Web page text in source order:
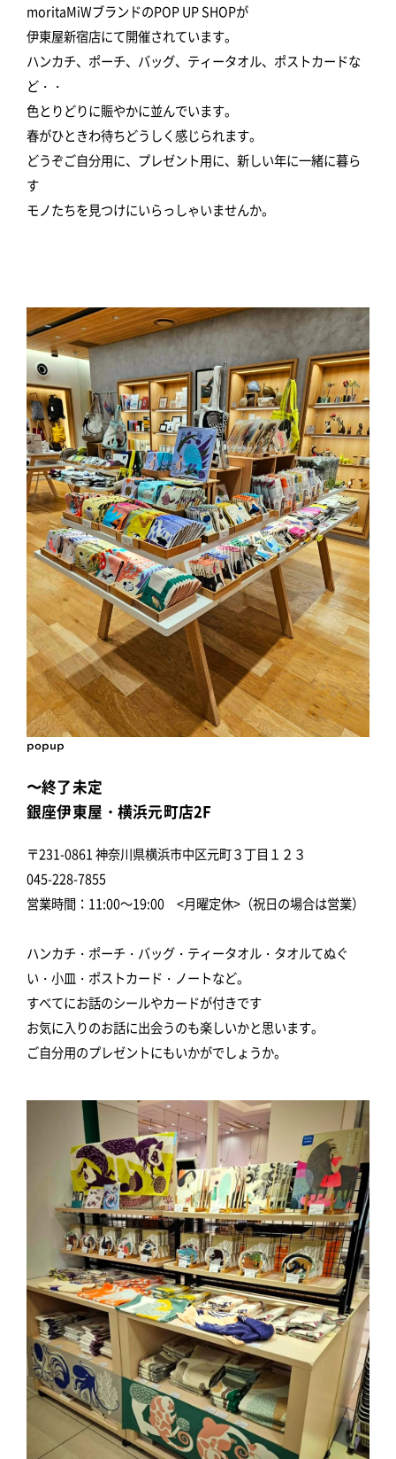
moritaMiWブランドのPOP UP SHOPが
伊東屋新宿店にて開催されています。
ハンカチ、ポーチ、バッグ、ティータオル、ポストカードな
ど・・
色とりどりに賑やかに並んでいます。
春がひときわ待ちどうしく感じられます。
どうぞご自分用に、プレゼント用に、新しい年に一緒に暮ら
す
モノたちを見つけにいらっしゃいませんか。
popup
〜終了未定
銀座伊東屋・横浜元町店2F
〒231-0861 神奈川県横浜市中区元町３丁目１２３
045-228-7855
営業時間：11:00～19:00 <月曜定休>（祝日の場合は営業）
ハンカチ・ポーチ・バッグ・ティータオル・タオルてぬぐ
い・小皿・ポストカード・ノートなど。
すべてにお話のシールやカードが付きです
お気に入りのお話に出会うのも楽しいかと思います。
ご自分用のプレゼントにもいかがでしょうか。